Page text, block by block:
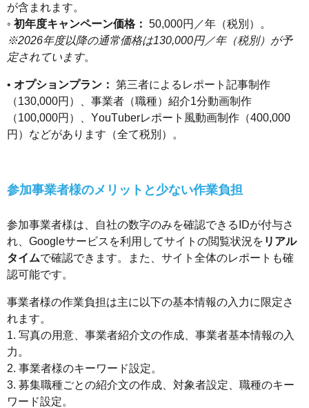
が含まれます。
◦ 初年度キャンペーン価格： 50,000円／年（税別）。
※2026年度以降の通常価格は130,000円／年（税別）が予
定されています。
• オプションプラン： 第三者によるレポート記事制作
（130,000円）、事業者（職種）紹介1分動画制作
（100,000円）、YouTuberレポート風動画制作（400,000
円）などがあります（全て税別）。
参加事業者様のメリットと少ない作業負担
参加事業者様は、自社の数字のみを確認できるIDが付与さ
れ、Googleサービスを利用してサイトの閲覧状況を リアル
タイムで確認できます。また、サイト全体のレポートも確
認可能です。
事業者様の作業負担は主に以下の基本情報の入力に限定さ
れます。
1. 写真の用意、事業者紹介文の作成、事業者基本情報の入
力。
2. 事業者様のキーワード設定。
3. 募集職種ごとの紹介文の作成、対象者設定、職種のキー
ワード設定。